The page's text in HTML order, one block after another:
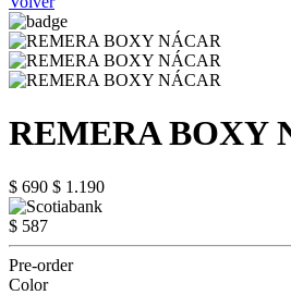
REMERA BOXY
$ 690 $ 1.190
$ 587
Pre-order
Color